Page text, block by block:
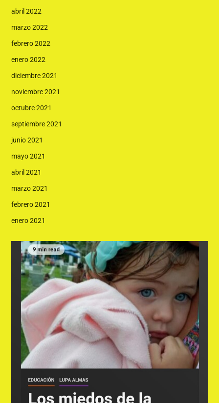
abril 2022
marzo 2022
febrero 2022
enero 2022
diciembre 2021
noviembre 2021
octubre 2021
septiembre 2021
junio 2021
mayo 2021
abril 2021
marzo 2021
febrero 2021
enero 2021